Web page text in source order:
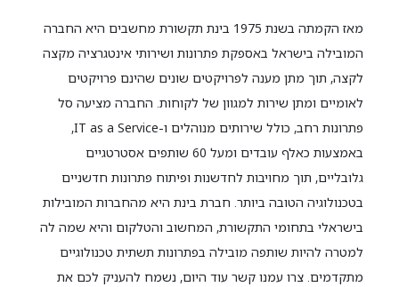
מאז הקמתה בשנת 1975 בינת תקשורת מחשבים היא החברה
המובילה בישראל באספקת פתרונות ושירותי אינטגרציה מקצה
לקצה, תוך מתן מענה לפרויקטים שונים שהינם פרויקטים
לאומיים ומתן שירות למגוון של לקוחות. החברה מציעה סל
פתרונות רחב, כולל שירותים מנוהלים ו-IT as a Service,
באמצעות כאלף עובדים ומעל 60 שותפים אסטרטגיים
גלובליים, תוך מחויבות לחדשנות ופיתוח פתרונות חדשניים
בטכנולוגיה הטובה ביותר. חברת בינת היא מהחברות המובילות
בישראלי בתחומי התקשורת, המחשוב והטלקום והיא שמה לה
למטרה להיות שותפה מובילה בפתרונות תשתית טכנולוגיים
מתקדמים. צרו עמנו קשר עוד היום, נשמח להעניק לכם את